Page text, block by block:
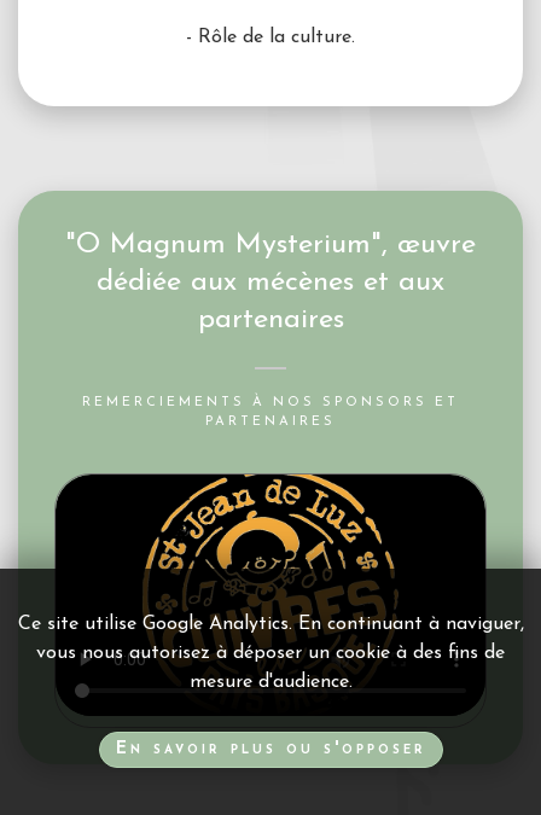
- Rôle de la culture.
"O Magnum Mysterium", œuvre
dédiée aux mécènes et aux
partenaires
REMERCIEMENTS À NOS SPONSORS ET
PARTENAIRES
Ce site utilise Google Analytics. En continuant à naviguer,
vous nous autorisez à déposer un cookie à des fins de
mesure d'audience.
En savoir plus ou s'opposer